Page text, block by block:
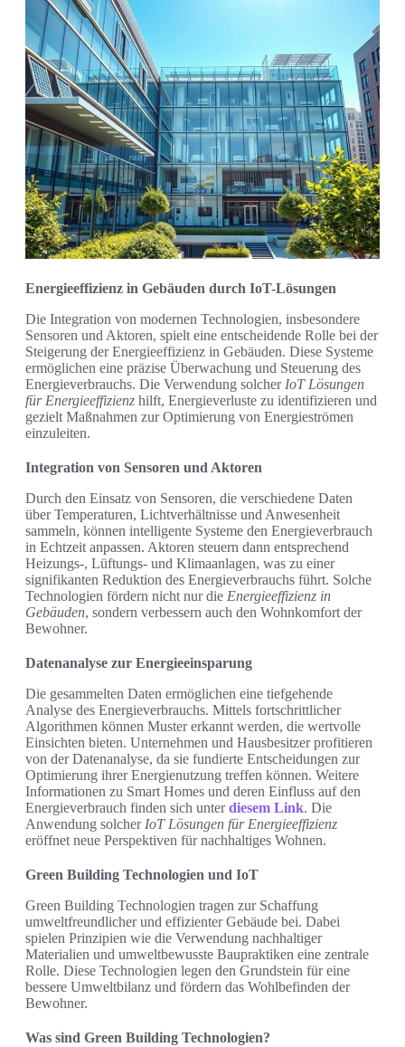
Energieeffizienz in Gebäuden durch IoT-Lösungen
Die Integration von modernen Technologien, insbesondere
Sensoren und Aktoren, spielt eine entscheidende Rolle bei der
Steigerung der Energieeffizienz in Gebäuden. Diese Systeme
ermöglichen eine präzise Überwachung und Steuerung des
Energieverbrauchs. Die Verwendung solcher IoT Lösungen
für Energieeffizienz hilft, Energieverluste zu identifizieren und
gezielt Maßnahmen zur Optimierung von Energieströmen
einzuleiten.
Integration von Sensoren und Aktoren
Durch den Einsatz von Sensoren, die verschiedene Daten
über Temperaturen, Lichtverhältnisse und Anwesenheit
sammeln, können intelligente Systeme den Energieverbrauch
in Echtzeit anpassen. Aktoren steuern dann entsprechend
Heizungs-, Lüftungs- und Klimaanlagen, was zu einer
signifikanten Reduktion des Energieverbrauchs führt. Solche
Technologien fördern nicht nur die Energieeffizienz in
Gebäuden, sondern verbessern auch den Wohnkomfort der
Bewohner.
Datenanalyse zur Energieeinsparung
Die gesammelten Daten ermöglichen eine tiefgehende
Analyse des Energieverbrauchs. Mittels fortschrittlicher
Algorithmen können Muster erkannt werden, die wertvolle
Einsichten bieten. Unternehmen und Hausbesitzer profitieren
von der Datenanalyse, da sie fundierte Entscheidungen zur
Optimierung ihrer Energienutzung treffen können. Weitere
Informationen zu Smart Homes und deren Einfluss auf den
Energieverbrauch finden sich unterdiesem Link. Die
Anwendung solcher IoT Lösungen für Energieeffizienz
eröffnet neue Perspektiven für nachhaltiges Wohnen.
Green Building Technologien und IoT
Green Building Technologien tragen zur Schaffung
umweltfreundlicher und effizienter Gebäude bei. Dabei
spielen Prinzipien wie die Verwendung nachhaltiger
Materialien und umweltbewusste Baupraktiken eine zentrale
Rolle. Diese Technologien legen den Grundstein für eine
bessere Umweltbilanz und fördern das Wohlbefinden der
Bewohner.
Was sind Green Building Technologien?